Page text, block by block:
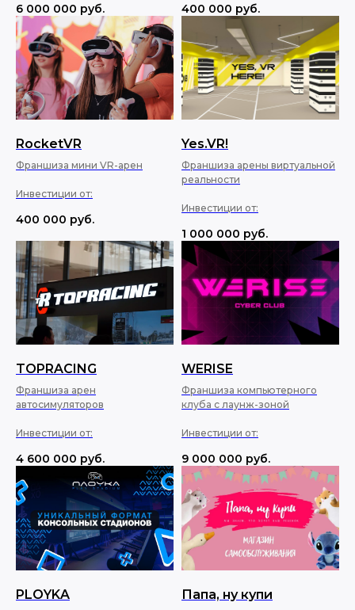
6 000 000 руб. 400 000 руб.
RocketVR
Франшиза мини VR-арен
Инвестиции от:
400 000 руб.
Yes.VR!
Франшиза арены виртуальной
реальности
Инвестиции от:
1 000 000 руб.
TOPRACING
Франшиза арен
автосимуляторов
Инвестиции от:
4 600 000 руб.
WERISE
Франшиза компьютерного
клуба с лаунж-зоной
Инвестиции от:
9 000 000 руб.
PLOYKA Папа, ну купи